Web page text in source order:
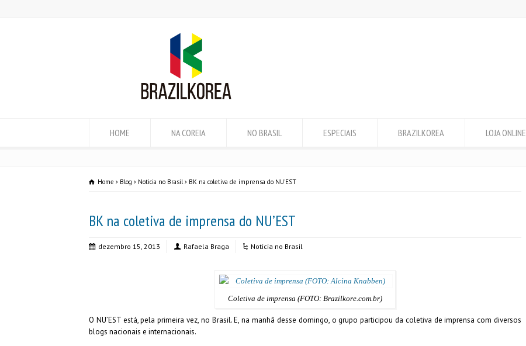
HOME NA COREIA NO BRASIL ESPECIAIS BRAZILKOREA LOJA ONLINE
Home Blog Noticia no Brasil BK na coletiva de imprensa do NU'EST
BK na coletiva de imprensa do NU’EST
dezembro 15, 2013 Rafaela Braga Noticia no Brasil
Coletiva de imprensa (FOTO: Brazilkore.com.br)
O NU’EST está, pela primeira vez, no Brasil. E, na manhã desse domingo, o grupo participou da coletiva de imprensa com diversos
blogs nacionais e internacionais.